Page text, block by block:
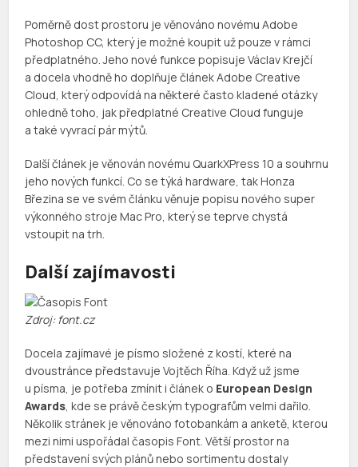
Poměrně dost prostoru je věnováno novému Adobe
Photoshop CC, který je možné koupit už pouze v rámci
předplatného. Jeho nové funkce popisuje Václav Krejčí
a docela vhodně ho doplňuje článek Adobe Creative
Cloud, který odpovídá na některé často kladené otázky
ohledně toho, jak předplatné Creative Cloud funguje
a také vyvrací pár mýtů.
Další článek je věnován novému QuarkXPress 10 a souhrnu
jeho nových funkcí. Co se týká hardware, tak Honza
Březina se ve svém článku věnuje popisu nového super
výkonného stroje Mac Pro, který se teprve chystá
vstoupit na trh.
Další zajímavosti
Zdroj: font.cz
Docela zajímavé je písmo složené z kostí, které na
dvoustránce představuje Vojtěch Říha. Když už jsme
u písma, je potřeba zmínit i článek o European Design
Awards, kde se právě českým typografům velmi dařilo.
Několik stránek je věnováno fotobankám a anketě, kterou
mezi nimi uspořádal časopis Font. Větší prostor na
představení svých plánů nebo sortimentu dostaly